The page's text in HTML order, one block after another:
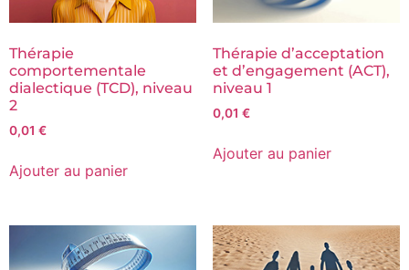
Thérapie
comportementale
dialectique (TCD), niveau
2
0,01 €
Ajouter au panier
Thérapie d’acceptation
et d’engagement (ACT),
niveau 1
0,01 €
Ajouter au panier